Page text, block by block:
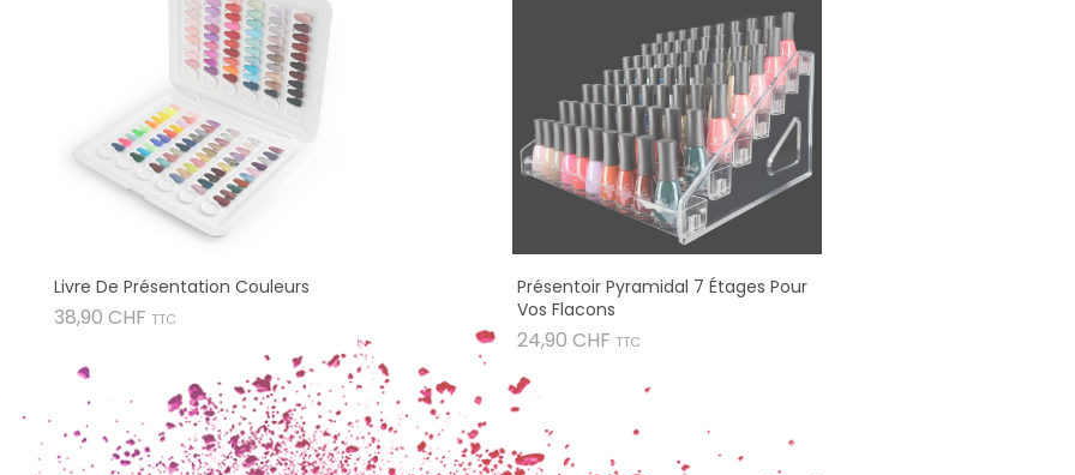
Livre De Présentation Couleurs
38,90 CHF Prix
TTC
Présentoir Pyramidal 7 Étages Pour
Vos Flacons
24,90 CHF Prix
TTC